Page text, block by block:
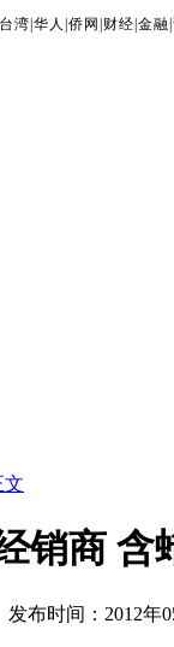
台湾 |华人 |侨网 财经 |金融 |
文
销商 含
发布时间：2012年